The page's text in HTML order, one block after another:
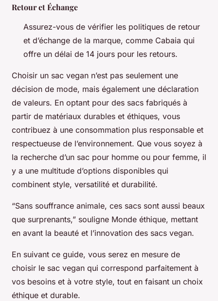
Retour et Échange
Assurez-vous de vérifier les politiques de retour
et d’échange de la marque, comme Cabaia qui
offre un délai de 14 jours pour les retours.
Choisir un sac vegan n’est pas seulement une
décision de mode, mais également une déclaration
de valeurs. En optant pour des sacs fabriqués à
partir de matériaux durables et éthiques, vous
contribuez à une consommation plus responsable et
respectueuse de l’environnement. Que vous soyez à
la recherche d’un sac pour homme ou pour femme, il
y a une multitude d’options disponibles qui
combinent style, versatilité et durabilité.
“Sans souffrance animale, ces sacs sont aussi beaux
que surprenants,” souligne Monde éthique, mettant
en avant la beauté et l’innovation des sacs vegan.
En suivant ce guide, vous serez en mesure de
choisir le sac vegan qui correspond parfaitement à
vos besoins et à votre style, tout en faisant un choix
éthique et durable.